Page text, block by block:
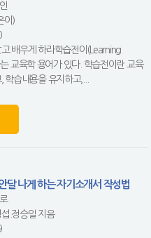
이)
배우게 하라학습전이(Learning
는 교육학 용어가 있다. 학습전이란 교육
학습내용을 유지하고,...
달 나게 하는 자기소개서 작성법
.정승일 지음